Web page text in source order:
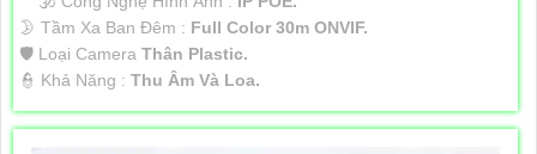
🌛 Tầm Xa Ban Đêm : Full Color 30m ONVIF.
🛡 Loại Camera Thân Plastic.
️👮 Khả Năng : Thu Âm Và Loa.